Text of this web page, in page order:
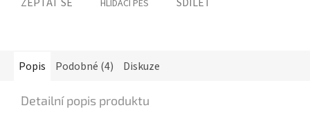
HLÍDACÍ PES
Popis Podobné (4) Diskuze
Detailní popis produktu